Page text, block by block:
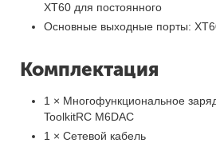
XT60 для постоянного
Основные выходные порты:
Комплектация
1 × Многофункциональное
ToolkitRC M6DAC
1 × Сетевой кабель